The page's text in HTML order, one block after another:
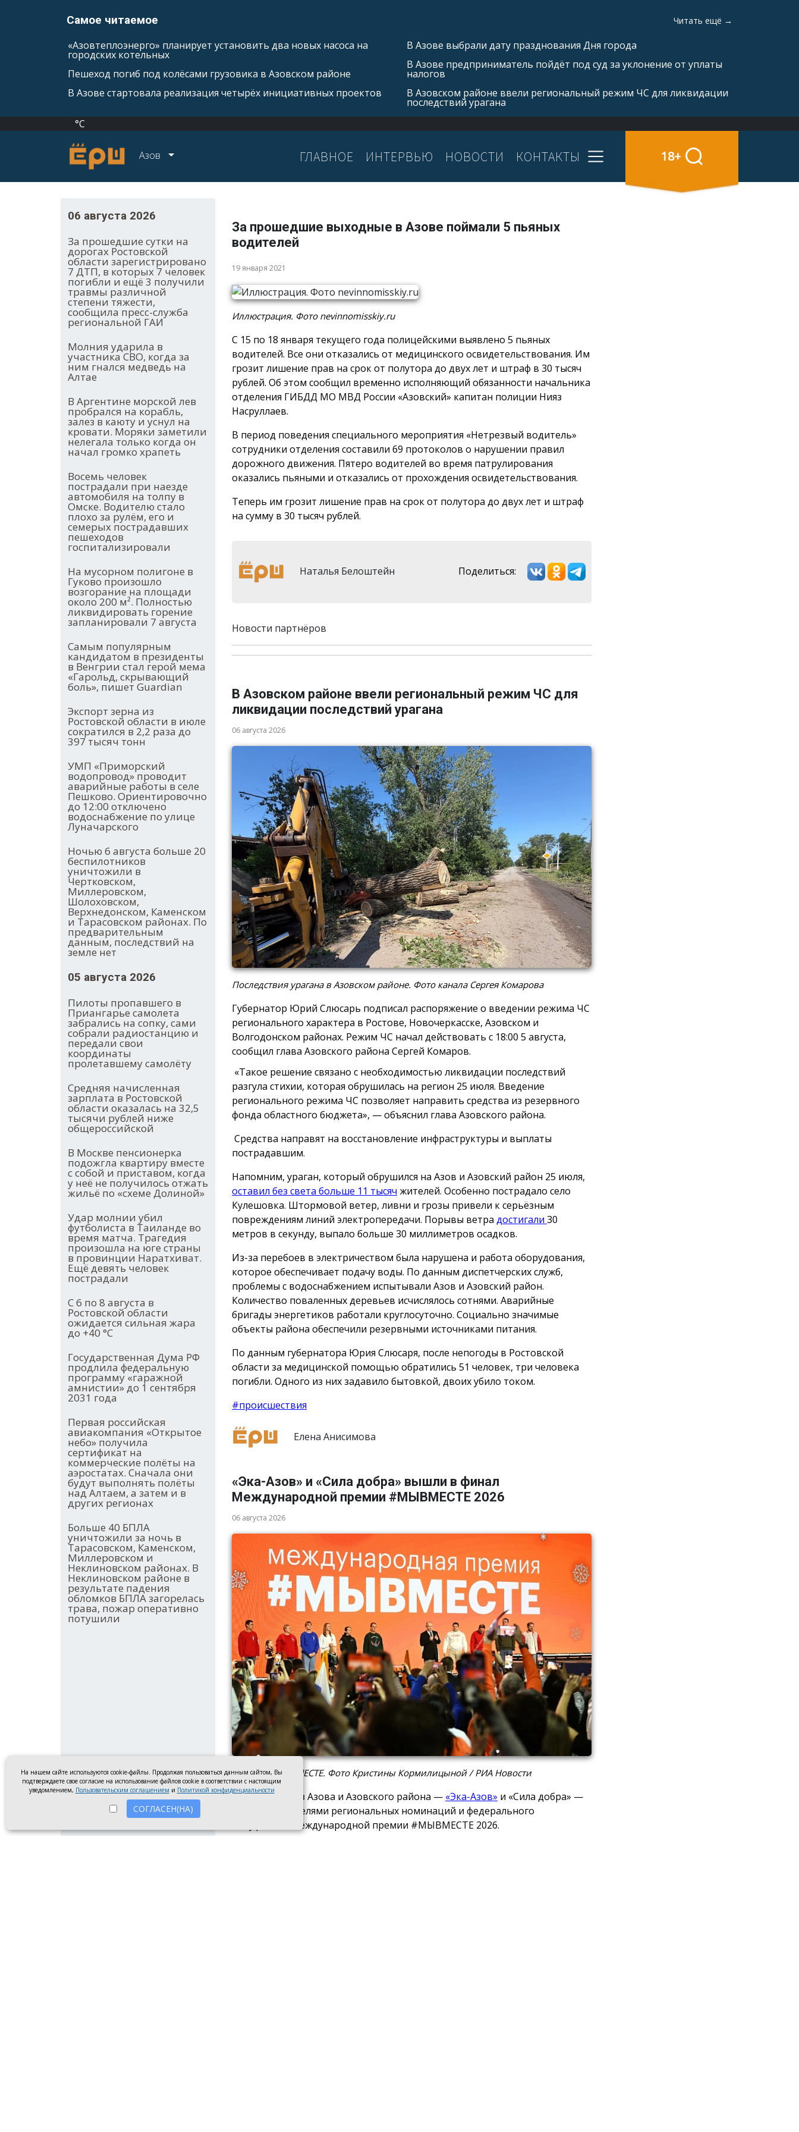
Самое читаемое Читать ещё →
«Азовтеплоэнерго» планирует установить два новых насоса на
городских котельных
Пешеход погиб под колёсами грузовика в Азовском районе
В Азове стартовала реализация четырёх инициативных проектов
В Азове выбрали дату празднования Дня города
В Азове предприниматель пойдёт под суд за уклонение от уплаты
налогов
В Азовском районе ввели региональный режим ЧС для ликвидации
последствий урагана
°C
Азов ГЛАВНОЕ ИНТЕРВЬЮ НОВОСТИ КОНТАКТЫ 18+
06 августа 2026
За прошедшие сутки на
дорогах Ростовской
области зарегистрировано
7 ДТП, в которых 7 человек
погибли и ещё 3 получили
травмы различной
степени тяжести,
сообщила пресс-служба
региональной ГАИ
Молния ударила в
участника СВО, когда за
ним гнался медведь на
Алтае
В Аргентине морской лев
пробрался на корабль,
залез в каюту и уснул на
кровати. Моряки заметили
нелегала только когда он
начал громко храпеть
Восемь человек
пострадали при наезде
автомобиля на толпу в
Омске. Водителю стало
плохо за рулём, его и
семерых пострадавших
пешеходов
госпитализировали
На мусорном полигоне в
Гуково произошло
возгорание на площади
около 200 м². Полностью
ликвидировать горение
запланировали 7 августа
Самым популярным
кандидатом в президенты
в Венгрии стал герой мема
«Гарольд, скрывающий
боль», пишет Guardian
Экспорт зерна из
Ростовской области в июле
сократился в 2,2 раза до
397 тысяч тонн
УМП «Приморский
водопровод» проводит
аварийные работы в селе
Пешково. Ориентировочно
до 12:00 отключено
водоснабжение по улице
Луначарского
Ночью 6 августа больше 20
беспилотников
уничтожили в
Чертковском,
Миллеровском,
Шолоховском,
Верхнедонском, Каменском
и Тарасовском районах. По
предварительным
данным, последствий на
земле нет
05 августа 2026
Пилоты пропавшего в
Приангарье самолета
забрались на сопку, сами
собрали радиостанцию и
передали свои
координаты
пролетавшему самолёту
Средняя начисленная
зарплата в Ростовской
области оказалась на 32,5
тысячи рублей ниже
общероссийской
В Москве пенсионерка
подожгла квартиру вместе
с собой и приставом, когда
у неё не получилось отжать
жильё по «схеме Долиной»
Удар молнии убил
футболиста в Таиланде во
время матча. Трагедия
произошла на юге страны
в провинции Наратхиват.
Ещё девять человек
пострадали
С 6 по 8 августа в
Ростовской области
ожидается сильная жара
до +40 °С
Государственная Дума РФ
продлила федеральную
программу «гаражной
амнистии» до 1 сентября
2031 года
Первая российская
авиакомпания «Открытое
небо» получила
сертификат на
коммерческие полёты на
аэростатах. Сначала они
будут выполнять полёты
над Алтаем, а затем и в
других регионах
Больше 40 БПЛА
уничтожили за ночь в
Тарасовском, Каменском,
Миллеровском и
Неклиновском районах. В
Неклиновском районе в
результате падения
обломков БПЛА загорелась
трава, пожар оперативно
потушили
За прошедшие выходные в Азове поймали 5 пьяных
водителей
19 января 2021
Иллюстрация. Фото nevinnomisskiy.ru
С 15 по 18 января текущего года полицейскими выявлено 5 пьяных
водителей. Все они отказались от медицинского освидетельствования. Им
грозит лишение прав на срок от полутора до двух лет и штраф в 30 тысяч
рублей. Об этом сообщил временно исполняющий обязанности начальника
отделения ГИБДД МО МВД России «Азовский» капитан полиции Нияз
Насруллаев.
В период поведения специального мероприятия «Нетрезвый водитель»
сотрудники отделения составили 69 протоколов о нарушении правил
дорожного движения. Пятеро водителей во время патрулирования
оказались пьяными и отказались от прохождения освидетельствования.
Теперь им грозит лишение прав на срок от полутора до двух лет и штраф
на сумму в 30 тысяч рублей.
Наталья Белоштейн Поделиться:
Новости партнёров
В Азовском районе ввели региональный режим ЧС для
ликвидации последствий урагана
06 августа 2026
Последствия урагана в Азовском районе. Фото канала Сергея Комарова
Губернатор Юрий Слюсарь подписал распоряжение о введении режима ЧС
регионального характера в Ростове, Новочеркасске, Азовском и
Волгодонском районах. Режим ЧС начал действовать с 18:00 5 августа,
сообщил глава Азовского района Сергей Комаров.
«Такое решение связано с необходимостью ликвидации последствий
разгула стихии, которая обрушилась на регион 25 июля. Введение
регионального режима ЧС позволяет направить средства из резервного
фонда областного бюджета», — объяснил глава Азовского района.
Средства направят на восстановление инфраструктуры и выплаты
пострадавшим.
Напомним, ураган, который обрушился на Азов и Азовский район 25 июля,
оставил без света больше 11 тысяч жителей. Особенно пострадало село
Кулешовка. Штормовой ветер, ливни и грозы привели к серьёзным
повреждениям линий электропередачи. Порывы ветра достигали 30
метров в секунду, выпало больше 30 миллиметров осадков.
Из-за перебоев в электричеством была нарушена и работа оборудования,
которое обеспечивает подачу воды. По данным диспетчерских служб,
проблемы с водоснабжением испытывали Азов и Азовский район.
Количество поваленных деревьев исчислялось сотнями. Аварийные
бригады энергетиков работали круглосуточно. Социально значимые
объекты района обеспечили резервными источниками питания.
По данным губернатора Юрия Слюсаря, после непогоды в Ростовской
области за медицинской помощью обратились 51 человек, три человека
погибли. Одного из них задавило бытовкой, двоих убило током.
#происшествия
Елена Анисимова
«Эка-Азов» и «Сила добра» вышли в финал
Международной премии #МЫВМЕСТЕ 2026
06 августа 2026
Премия #МЫВМЕСТЕ. Фото Кристины Кормилицыной / РИА Новости
Два проекта из Азова и Азовского района — «Эка-Азов» и «Сила добра» —
стали победителями региональных номинаций и федерального
полуфинала Международной премии #МЫВМЕСТЕ 2026.
На нашем сайте используются cookie-файлы. Продолжая пользоваться данным сайтом, Вы
подтверждаете свое согласие на использование файлов cookie в соответствии с настоящим
уведомлением, Пользовательским соглашением и Политикой конфиденциальности
СОГЛАСЕН(НА)